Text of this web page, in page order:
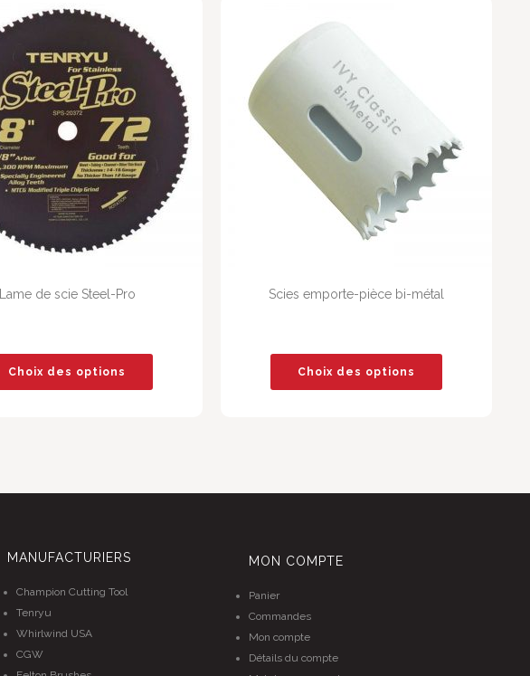
Lame de scie Steel-Pro
Choix des options
Scies emporte-pièce bi-métal
Choix des options
MANUFACTURIERS
Champion Cutting Tool
Tenryu
Whirlwind USA
CGW
MON COMPTE
Panier
Commandes
Mon compte
Détails du compte